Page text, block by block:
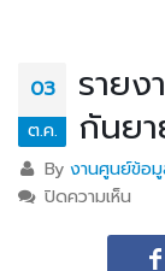
03
ต.ค.
รายง
กันย
Byงานศูนย์ข้อ
ปิดความเห็น